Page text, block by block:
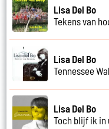
Lisa Del Bo
Tekens van
Lisa Del Bo
Tennessee
Lisa Del Bo
Toch blijf ik in